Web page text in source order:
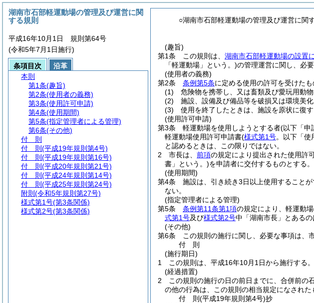
○湖南市石部軽運動場の管理及び運営に関
(趣旨)
第1条
この規則は、 湖南市石部軽運動場の設置
「軽運動場」という。)の管理運営に関し、必
(使用者の義務)
第2条
条例第5条に定める使用の許可を受けたも
(1)
危険物を携帯し、又は畜類及び愛玩用動物
(2)
施設、設備及び備品等を破損又は環境美
(3)
使用を終了したときは、施設を原状に復す
(使用許可申請)
第3条
軽運動場を使用しようとする者(以下「申
軽運動場使用許可申請書(様式第1号。以下「使
と認めるときは、この限りではない。
2
市長は、 前項の規定により提出された使用許
書」という。)を申請者に交付するものとする。
(使用期間)
第4条
施設は、引き続き3日以上使用することが
ない。
(指定管理者による管理)
第5条
条例第11条第1項の規定により、軽運動
式第1号及び様式第2号中「湖南市長」とある
(その他)
第6条
この規則の施行に関し、必要な事項は、
付 則
(施行期日)
1
この規則は、平成16年10月1日から施行する。
(経過措置)
2
この規則の施行の日の前日までに、合併前の
の他の行為は、この規則の相当規定になされた
付 則(平成19年規則第4号)抄
湖南市石部軽運動場の管理及び運営に関
する規則
平成16年10月1日 規則第64号
(令和5年7月1日施行)
条項目次
沿革
本則
第1条(趣旨)
第2条(使用者の義務)
第3条(使用許可申請)
第4条(使用期間)
第5条(指定管理者による管理)
第6条(その他)
付 則
付 則 (平成19年規則第4号)
付 則 (平成19年規則第16号)
付 則 (平成20年規則第21号)
付 則 (平成24年規則第14号)
付 則 (平成25年規則第24号)
附則 (令和5年規則第27号)
様式第1号(第3条関係)
様式第2号(第3条関係)